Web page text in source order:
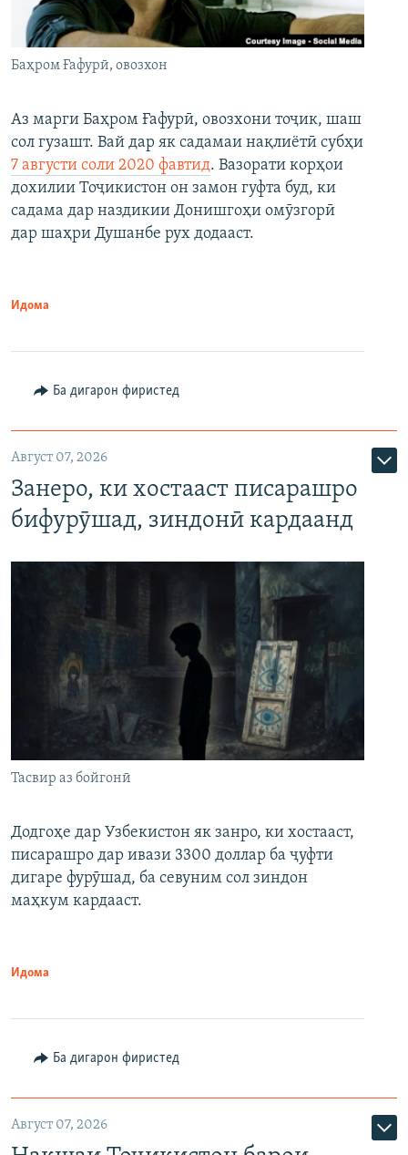
Баҳром Ғафурӣ, овозхон
Аз марги Баҳром Ғафурӣ, овозхони тоҷик, шаш
сол гузашт. Вай дар як садамаи нақлиётӣ субҳи
7 августи соли 2020 фавтид. Вазорати корҳои
дохилии Тоҷикистон он замон гуфта буд, ки
садама дар наздикии Донишгоҳи омӯзгорӣ
дар шаҳри Душанбе рух додааст.
Идома
Ба дигарон фиристед
Август 07, 2026
Занеро, ки хостааст писарашро
бифурӯшад, зиндонӣ кардаанд
Тасвир аз бойгонӣ
Додгоҳе дар Узбекистон як занро, ки хостааст,
писарашро дар ивази 3300 доллар ба ҷуфти
дигаре фурӯшад, ба севуним сол зиндон
маҳкум кардааст.
Идома
Ба дигарон фиристед
Август 07, 2026